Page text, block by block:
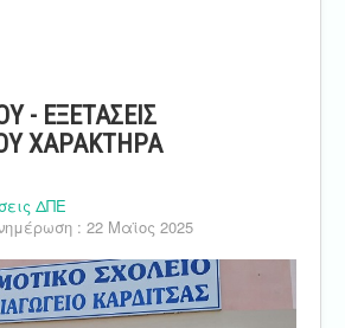
- ΕΞΕΤΑΣΕΙΣ
ΧΑΡΑΚΤΗΡΑ
ΔΠΕ
: 22 Μαϊος 2025